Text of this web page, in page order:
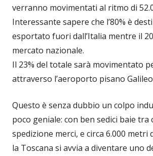
verranno movimentati al ritmo di
Interessante sapere che l’80% è
esportato fuori dall’Italia mentre il
mercato nazionale.
Il 23% del totale sarà movimentato
attraverso l’aeroporto pisano
Questo è senza dubbio un colpo
poco geniale: con ben sedici baie tra
spedizione merci, e circa 6.000 metri
la Toscana si avvia a diventare uno